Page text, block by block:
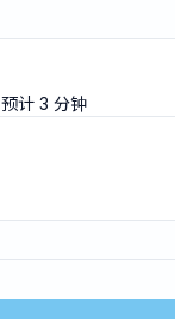
预计 3 分钟